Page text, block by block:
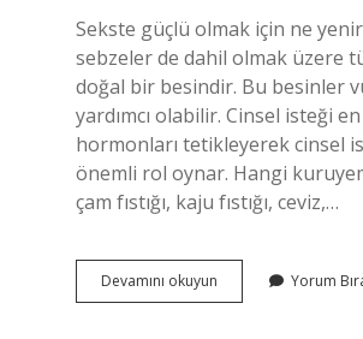
Sekste güçlü olmak için ne
sebzeler de dahil olmak üzere
doğal bir besindir. Bu besinler
yardımcı olabilir. Cinsel isteği
hormonları tetikleyerek cinsel
önemli rol oynar. Hangi
çam fıstığı, kaju fıstığı, ceviz,…
Devamını okuyun
Sekse
Yorum